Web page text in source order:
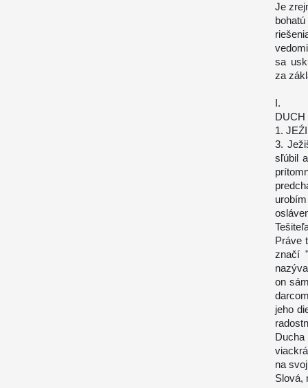
Je
sa
za
I.
DUCH
1.
3.
sľúbil
Práve
značí
on
jeho
na
Slová,